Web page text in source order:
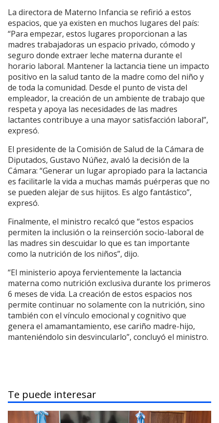
La directora de Materno Infancia se refirió a estos
espacios, que ya existen en muchos lugares del país:
“Para empezar, estos lugares proporcionan a las
madres trabajadoras un espacio privado, cómodo y
seguro donde extraer leche materna durante el
horario laboral. Mantener la lactancia tiene un impacto
positivo en la salud tanto de la madre como del niño y
de toda la comunidad. Desde el punto de vista del
empleador, la creación de un ambiente de trabajo que
respeta y apoya las necesidades de las madres
lactantes contribuye a una mayor satisfacción laboral”,
expresó.
El presidente de la Comisión de Salud de la Cámara de
Diputados, Gustavo Núñez, avaló la decisión de la
Cámara: “Generar un lugar apropiado para la lactancia
es facilitarle la vida a muchas mamás puérperas que no
se pueden alejar de sus hijitos. Es algo fantástico”,
expresó.
Finalmente, el ministro recalcó que “estos espacios
permiten la inclusión o la reinserción socio-laboral de
las madres sin descuidar lo que es tan importante
como la nutrición de los niños”, dijo.
“El ministerio apoya fervientemente la lactancia
materna como nutrición exclusiva durante los primeros
6 meses de vida. La creación de estos espacios nos
permite continuar no solamente con la nutrición, sino
también con el vínculo emocional y cognitivo que
genera el amamantamiento, ese cariño madre-hijo,
manteniéndolo sin desvincularlo”, concluyó el ministro.
Te puede interesar